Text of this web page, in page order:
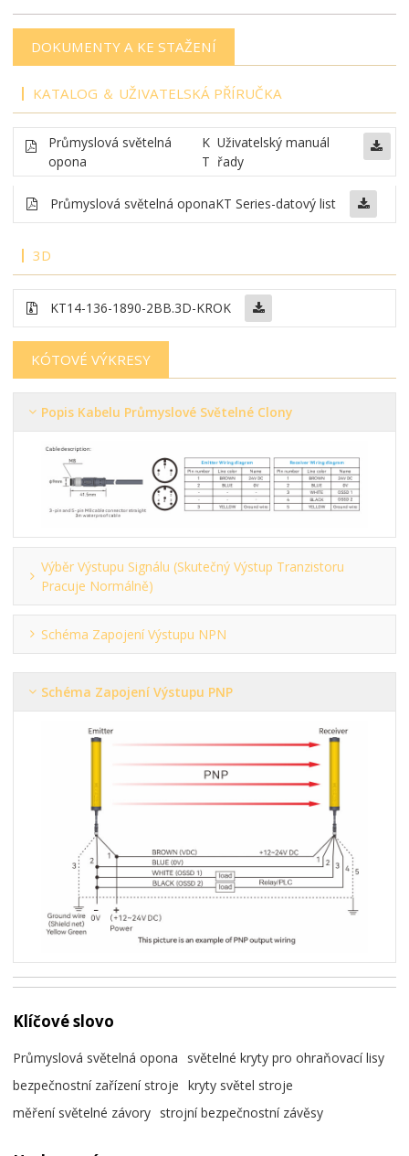
DOKUMENTY A KE STAŽENÍ
KATALOG ＆ UŽIVATELSKÁ PŘÍRUČKA
Průmyslová světelná
opona
K
T
Uživatelský manuál
řady
Průmyslová světelná oponaKT Series-datový list
3D
KT14-136-1890-2BB.3D-KROK
KÓTOVÉ VÝKRESY
Popis Kabelu Průmyslové Světelné Clony
Výběr Výstupu Signálu (skutečný Výstup Tranzistoru
Pracuje Normálně)
Schéma Zapojení Výstupu NPN
Schéma Zapojení Výstupu PNP
Klíčové slovo
Průmyslová světelná opona
světelné kryty pro ohraňovací lisy
bezpečnostní zařízení stroje
kryty světel stroje
měření světelné závory strojní bezpečnostní závěsy